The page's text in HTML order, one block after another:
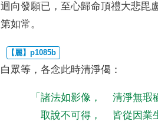
迴向發願已 ， 至心歸命頂禮大悲毘
第如常。
白眾等 ，各念此時清淨偈 ：
「諸法如影像 ，
清淨無瑕
取說不可得 ， 皆從因業